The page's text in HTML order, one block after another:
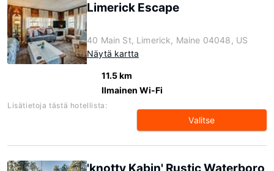
Limerick Escape
40 Main St, Limerick, Maine 04048, US
Näytä kartta
11.5 km
Ilmainen Wi-Fi
Lisätietoja tästä hotellista:
Valitse